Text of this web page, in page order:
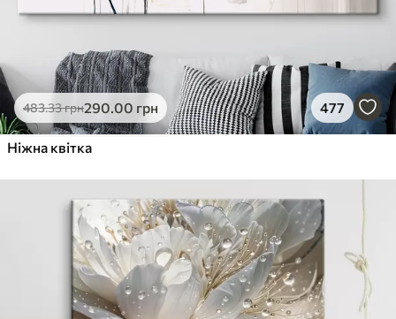
483.33грн290.00 грн 477
Ніжна квітка